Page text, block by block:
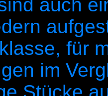
auch
für
im